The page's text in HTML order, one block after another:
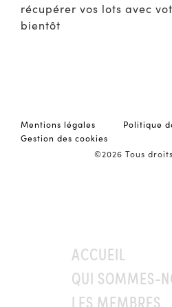
récupérer vos lots avec
bientôt
Mentions légales
Politique
Gestion des cookies
©2026 Tous
ACCUEIL
QUI SOMMES-
LES MEMBRES